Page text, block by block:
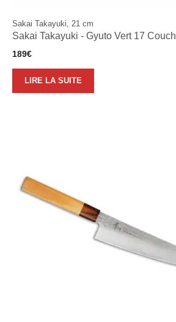
Sakai Takayuki, 21 cm
Sakai Takayuki - Gyuto Vert 17
189€
LIRE LA SUITE